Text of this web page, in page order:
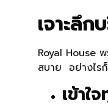
เจาะลึ
Royal House
สบาย อย่างไร
เข้าใ